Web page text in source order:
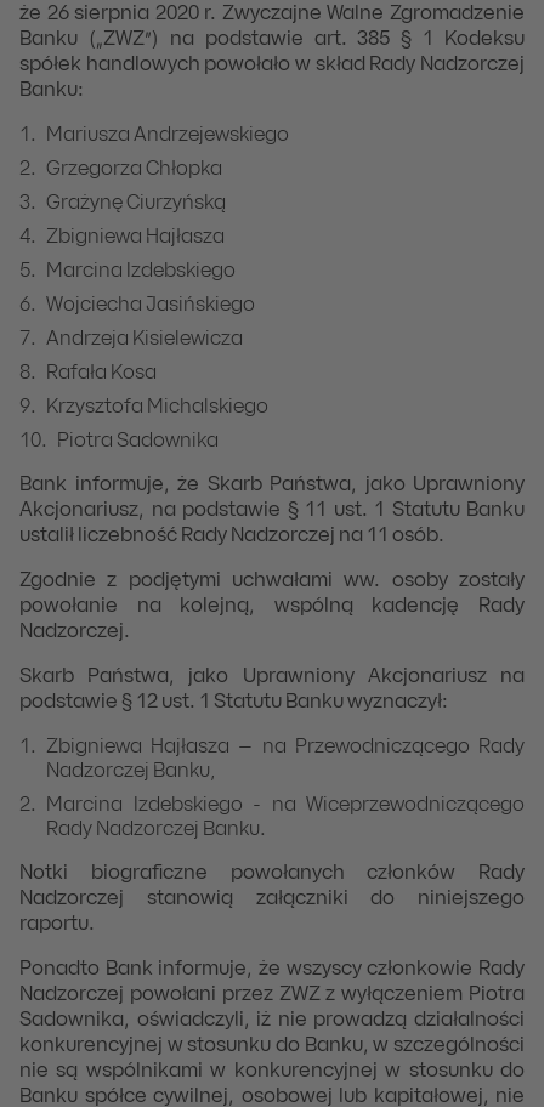
że 26 sierpnia 2020 r. Zwyczajne Walne Zgromadzenie
Banku („ZWZ”) na podstawie art. 385 § 1 Kodeksu
spółek handlowych powołało w skład Rady Nadzorczej
Banku:
Mariusza Andrzejewskiego
Grzegorza Chłopka
Grażynę Ciurzyńską
Zbigniewa Hajłasza
Marcina Izdebskiego
Wojciecha Jasińskiego
Andrzeja Kisielewicza
Rafała Kosa
Krzysztofa Michalskiego
Piotra Sadownika
Bank informuje, że Skarb Państwa, jako Uprawniony
Akcjonariusz, na podstawie § 11 ust. 1 Statutu Banku
ustalił liczebność Rady Nadzorczej na 11 osób.
Zgodnie z podjętymi uchwałami ww. osoby zostały
powołanie na kolejną, wspólną kadencję Rady
Nadzorczej.
Skarb Państwa, jako Uprawniony Akcjonariusz na
podstawie § 12 ust. 1 Statutu Banku wyznaczył:
Zbigniewa Hajłasza – na Przewodniczącego Rady
Nadzorczej Banku,
Marcina Izdebskiego - na Wiceprzewodniczącego
Rady Nadzorczej Banku.
Notki biograficzne powołanych członków Rady
Nadzorczej stanowią załączniki do niniejszego
raportu.
Ponadto Bank informuje, że wszyscy członkowie Rady
Nadzorczej powołani przez ZWZ z wyłączeniem Piotra
Sadownika, oświadczyli, iż nie prowadzą działalności
konkurencyjnej w stosunku do Banku, w szczególności
nie są wspólnikami w konkurencyjnej w stosunku do
Banku spółce cywilnej, osobowej lub kapitałowej, nie